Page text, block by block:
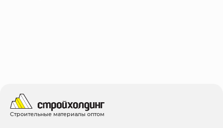
Строительные материалы оптом